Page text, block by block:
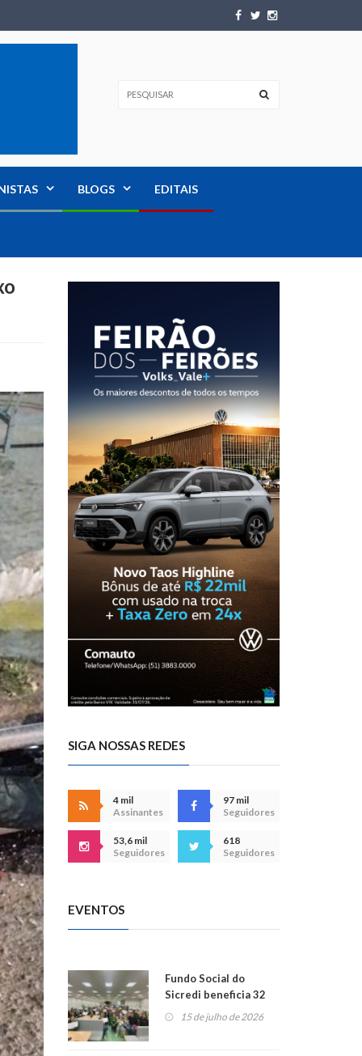
BLOGS EDITAIS
SIGA NOSSAS REDES
4 mil
Assinantes
97 mil
Seguidores
53,6 mil
Seguidores
618
Seguidores
EVENTOS
Fundo Social do
Sicredi beneficia 32
projetos em
15 de julho de 2026